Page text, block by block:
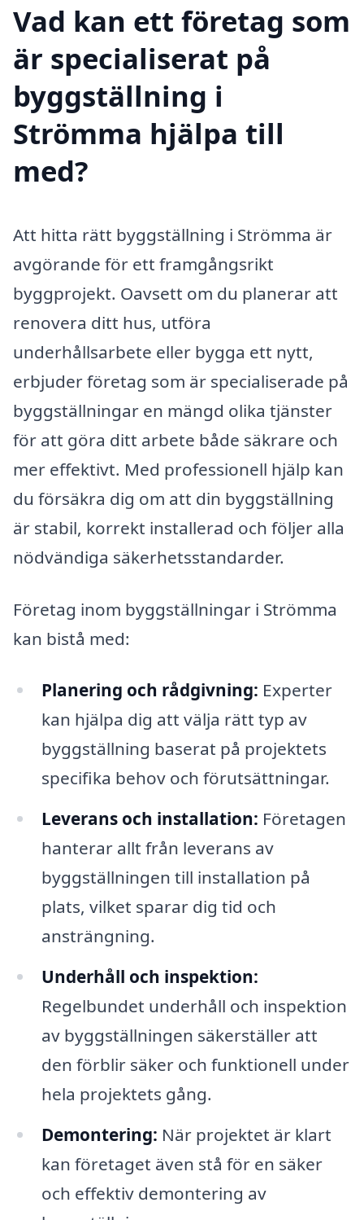
Vad kan ett företag som
är specialiserat på
byggställning i
Strömma hjälpa till
med?
Att hitta rätt byggställning i Strömma är
avgörande för ett framgångsrikt
byggprojekt. Oavsett om du planerar att
renovera ditt hus, utföra
underhållsarbete eller bygga ett nytt,
erbjuder företag som är specialiserade på
byggställningar en mängd olika tjänster
för att göra ditt arbete både säkrare och
mer effektivt. Med professionell hjälp kan
du försäkra dig om att din byggställning
är stabil, korrekt installerad och följer alla
nödvändiga säkerhetsstandarder.
Företag inom byggställningar i Strömma
kan bistå med:
Planering och rådgivning: Experter
kan hjälpa dig att välja rätt typ av
byggställning baserat på projektets
specifika behov och förutsättningar.
Leverans och installation: Företagen
hanterar allt från leverans av
byggställningen till installation på
plats, vilket sparar dig tid och
ansträngning.
Underhåll och inspektion:
Regelbundet underhåll och inspektion
av byggställningen säkerställer att
den förblir säker och funktionell under
hela projektets gång.
Demontering: När projektet är klart
kan företaget även stå för en säker
och effektiv demontering av